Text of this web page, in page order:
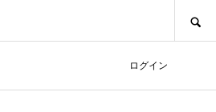
ログイン